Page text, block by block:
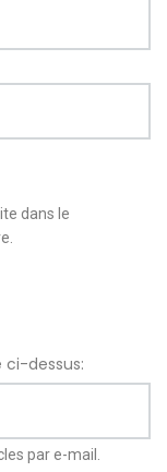
dans le
ci-dessus:
par e-mail.